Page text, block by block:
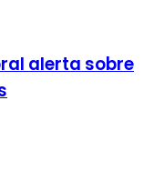
alerta sobre